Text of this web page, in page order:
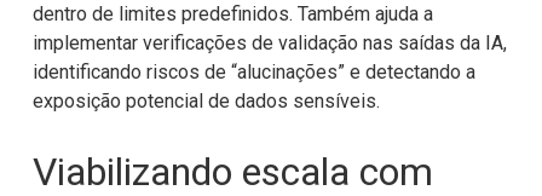
dentro de limites predefinidos. Também ajuda a
implementar verificações de validação nas saídas da IA,
identificando riscos de “alucinações” e detectando a
exposição potencial de dados sensíveis.
Viabilizando escala com